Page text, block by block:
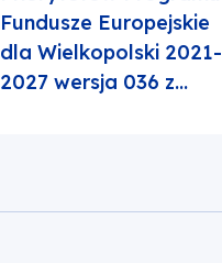
Fundusze Europejskie
dla Wielkopolski 2021-
2027 wersja 036 z…